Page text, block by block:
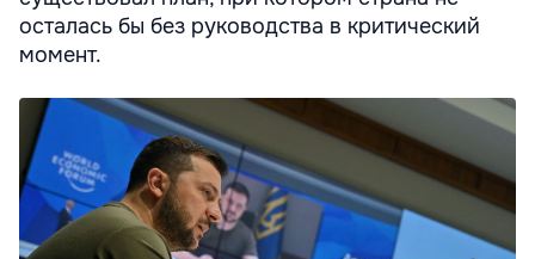
осталась бы без руководства в критический
момент.